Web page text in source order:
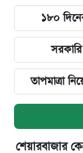
১৮০
তাপমাত্রা
শেয়ারবাজার